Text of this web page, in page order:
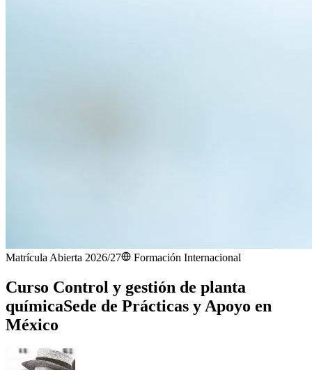
Matrícula Abierta 2026/27 Formación Internacional
Curso Control y gestión de planta
químicaSede de Prácticas y Apoyo en
México